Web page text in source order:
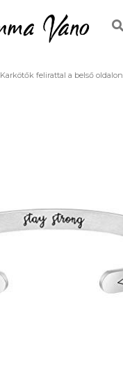
Karkötők felirattal a belső oldalon